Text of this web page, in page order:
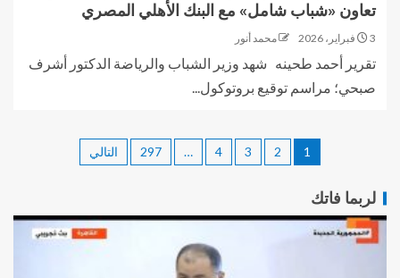
تعاون «شباب شامل» مع البنك الأهلي المصري
3 فبراير، 2026 محمد أنور
تقرير أحمد طحينه شهد وزير الشباب والرياضة الدكتور أشرف
صبحي؛ مراسم توقيع بروتوكول...
1
2
3
4
…
297 التالي
لربما فاتك